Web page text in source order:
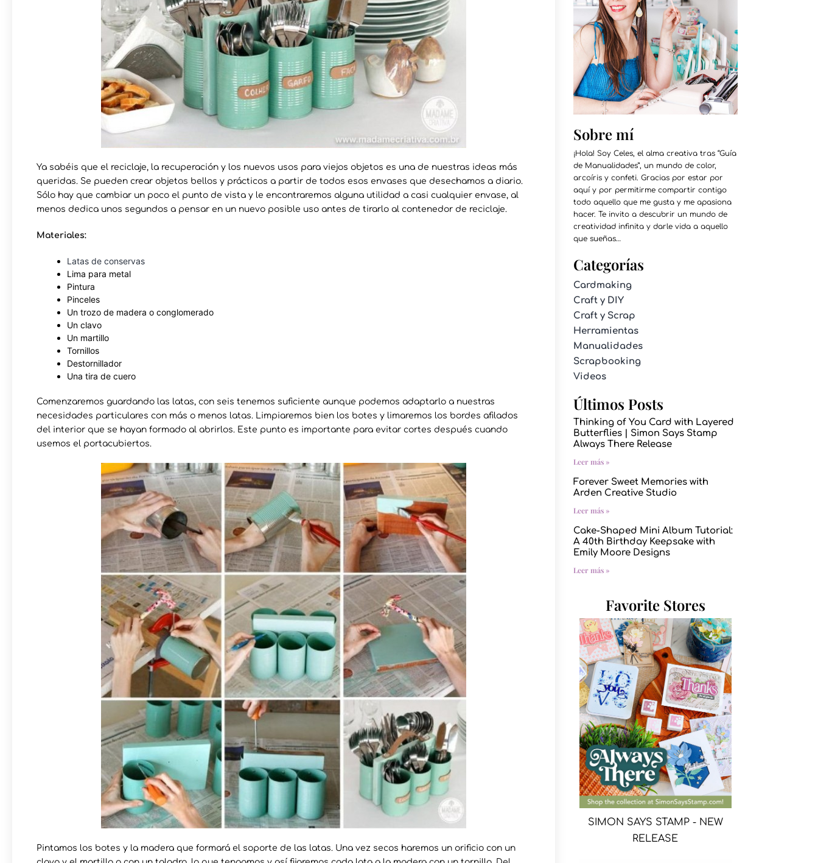
Ya sabéis que el reciclaje, la recuperación y los nuevos usos para viejos objetos es una de nuestras ideas más
queridas. Se pueden crear objetos bellos y prácticos a partir de todos esos envases que desechamos a diario.
Sólo hay que cambiar un poco el punto de vista y le encontraremos alguna utilidad a casi cualquier envase, al
menos dedica unos segundos a pensar en un nuevo posible uso antes de tirarlo al contenedor de reciclaje.
Materiales:
Latas de conservas
Lima para metal
Pintura
Pinceles
Un trozo de madera o conglomerado
Un clavo
Un martillo
Tornillos
Destornillador
Una tira de cuero
Comenzaremos guardando las latas, con seis tenemos suficiente aunque podemos adaptarlo a nuestras
necesidades particulares con más o menos latas. Limpiaremos bien los botes y limaremos los bordes afilados
del interior que se hayan formado al abrirlos. Este punto es importante para evitar cortes después cuando
usemos el portacubiertos.
Pintamos los botes y la madera que formará el soporte de las latas. Una vez secos haremos un orificio con un
Sobre mí
¡Hola! Soy Celes, el alma creativa tras “Guía
de Manualidades”, un mundo de color,
arcoíris y confeti. Gracias por estar por
aquí y por permitirme compartir contigo
todo aquello que me gusta y me apasiona
hacer. Te invito a descubrir un mundo de
creatividad infinita y darle vida a aquello
que sueñas…
Categorías
Cardmaking
Craft y DIY
Craft y Scrap
Herramientas
Manualidades
Scrapbooking
Videos
Últimos Posts
Thinking of You Card with Layered
Butterflies | Simon Says Stamp
Always There Release
Leer más »
Forever Sweet Memories with
Arden Creative Studio
Leer más »
Cake-Shaped Mini Album Tutorial:
A 40th Birthday Keepsake with
Emily Moore Designs
Leer más »
Favorite Stores
SIMON SAYS STAMP - NEW
RELEASE